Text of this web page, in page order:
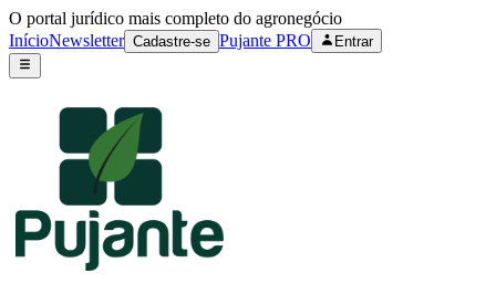
O portal jurídico mais completo do agronegócio
InícioNewsletter Cadastre-se Pujante PRO Entrar